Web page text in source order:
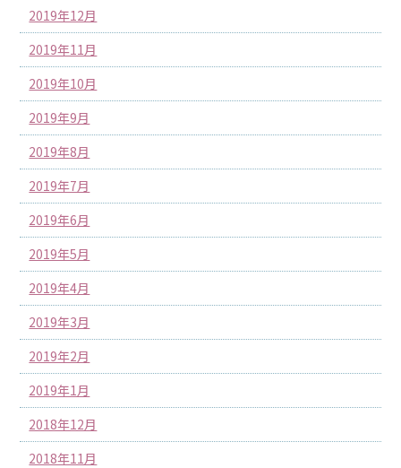
2019年12月
2019年11月
2019年10月
2019年9月
2019年8月
2019年7月
2019年6月
2019年5月
2019年4月
2019年3月
2019年2月
2019年1月
2018年12月
2018年11月